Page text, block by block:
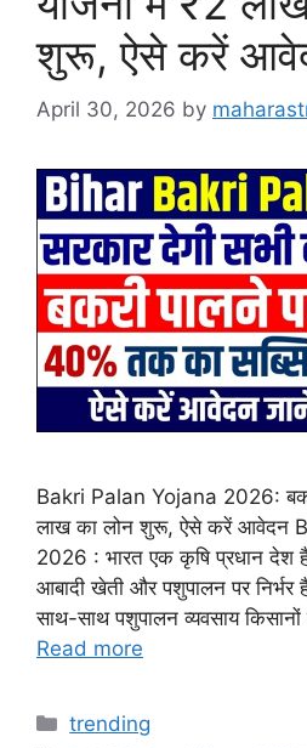
शुरू, ऐसे करें
April 30, 2026 by
Bakri Palan Yojana 2026:
लाख का लोन शुरू, ऐसे करें आवेदन
2026 : भारत एक कृषि प्रधान
आबादी खेती और पशुपालन पर
साथ-साथ पशुपालन व्यवसाय
Read more
Categories
trending